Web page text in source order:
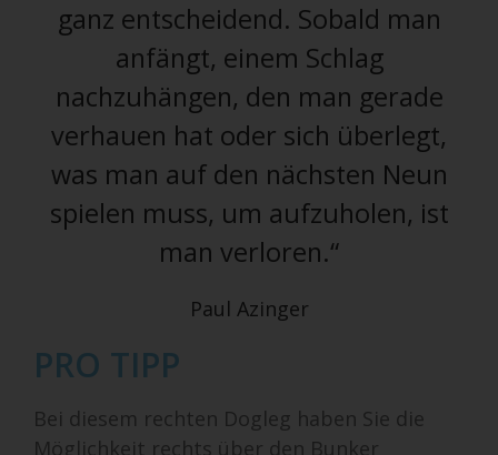
ganz entscheidend. Sobald man
anfängt, einem Schlag
nachzuhängen, den man gerade
verhauen hat oder sich überlegt,
was man auf den nächsten Neun
spielen muss, um aufzuholen, ist
man verloren.“
Paul Azinger
PRO TIPP
Bei diesem rechten Dogleg haben Sie die
Möglichkeit rechts über den Bunker